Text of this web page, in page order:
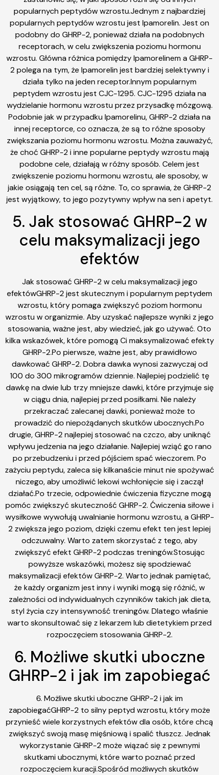
popularnych peptydów wzrostu.Jednym z najbardziej
popularnych peptydów wzrostu jest Ipamorelin. Jest on
podobny do GHRP-2, ponieważ działa na podobnych
receptorach, w celu zwiększenia poziomu hormonu
wzrostu. Główna różnica pomiędzy Ipamorelinem a GHRP-
2 polega na tym, że Ipamorelin jest bardziej selektywny i
działa tylko na jeden receptor.Innym popularnym
peptydem wzrostu jest CJC-1295. CJC-1295 działa na
wydzielanie hormonu wzrostu przez przysadkę mózgową.
Podobnie jak w przypadku Ipamorelinu, GHRP-2 działa na
innej receptorce, co oznacza, że są to różne sposoby
zwiększania poziomu hormonu wzrostu. Można zauważyć,
że choć GHRP-2 i inne popularne peptydy wzrostu mają
podobne cele, działają w różny sposób. Celem jest
zwiększenie poziomu hormonu wzrostu, ale sposoby, w
jakie osiągają ten cel, są różne. To, co sprawia, że GHRP-2
jest wyjątkowy, to jego pozytywny wpływ na sen i apetyt.
5. Jak stosować GHRP-2 w
celu maksymalizacji jego
efektów
Jak stosować GHRP-2 w celu maksymalizacji jego
efektówGHRP-2 jest skutecznym i popularnym peptydem
wzrostu, który pomaga zwiększyć poziom hormonu
wzrostu w organizmie. Aby uzyskać najlepsze wyniki z jego
stosowania, ważne jest, aby wiedzieć, jak go używać. Oto
kilka wskazówek, które pomogą Ci maksymalizować efekty
GHRP-2.Po pierwsze, ważne jest, aby prawidłowo
dawkować GHRP-2. Dobra dawka wynosi zazwyczaj od
100 do 300 mikrogramów dziennie. Najlepiej podzielić tę
dawkę na dwie lub trzy mniejsze dawki, które przyjmuje się
w ciągu dnia, najlepiej przed posiłkami. Nie należy
przekraczać zalecanej dawki, ponieważ może to
prowadzić do niepożądanych skutków ubocznych.Po
drugie, GHRP-2 najlepiej stosować na czczo, aby uniknąć
wpływu jedzenia na jego działanie. Najlepiej wziąć go rano
po przebudzeniu i przed pójściem spać wieczorem. Po
zażyciu peptydu, zaleca się kilkanaście minut nie spożywać
niczego, aby umożliwić lekowi wchłonięcie się i zaczął
działać.Po trzecie, odpowiednie ćwiczenia fizyczne mogą
pomóc zwiększyć skuteczność GHRP-2. Ćwiczenia siłowe i
wysiłkowe wywołują uwalnianie hormonu wzrostu, a GHRP-
2 zwiększa jego poziom, dzięki czemu efekt ten jest lepiej
odczuwalny. Warto zatem skorzystać z tego, aby
zwiększyć efekt GHRP-2 podczas treningów.Stosując
powyższe wskazówki, możesz się spodziewać
maksymalizacji efektów GHRP-2. Warto jednak pamiętać,
że każdy organizm jest inny i wyniki mogą się różnić, w
zależności od indywidualnych czynników takich jak dieta,
styl życia czy intensywność treningów. Dlatego właśnie
warto skonsultować się z lekarzem lub dietetykiem przed
rozpoczęciem stosowania GHRP-2.
6. Możliwe skutki uboczne
GHRP-2 i jak im zapobiegać
6. Możliwe skutki uboczne GHRP-2 i jak im
zapobiegaćGHRP-2 to silny peptyd wzrostu, który może
przynieść wiele korzystnych efektów dla osób, które chcą
zwiększyć swoją masę mięśniową i spalić tłuszcz. Jednak
wykorzystanie GHRP-2 może wiązać się z pewnymi
skutkami ubocznymi, które warto poznać przed
rozpoczęciem kuracji.Spośród możliwych skutków